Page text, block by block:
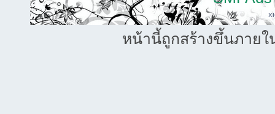
หน้านี้ถูกสร้างขึ้นภายใ